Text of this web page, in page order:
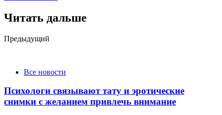
Читать дальше
Post
Предыдущий
Все новости
Психологи связывают тату и эротические
снимки с желанием привлечь внимание